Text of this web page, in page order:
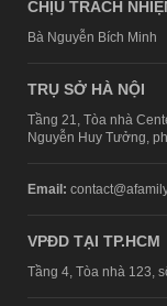
CHỊU TRÁCH
Bà Nguyễn Bích Minh
TRỤ SỞ HÀ NỘI
Tầng 21, Tòa nhà
Nguyễn Huy Tưởng,
Email:
VPĐD TẠI TP.HCM
Tầng 4, Tòa nhà 123,